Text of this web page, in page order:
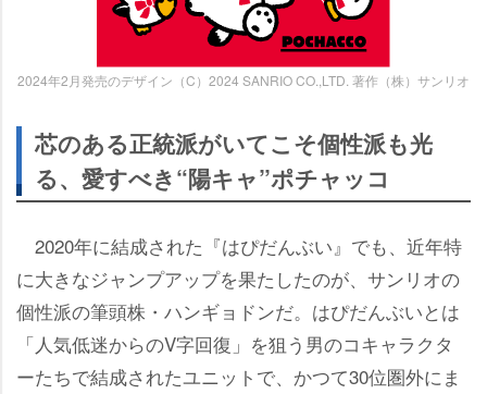
2024年2月発売のデザイン（C）2024 SANRIO CO.,LTD. 著作（株）サンリオ
芯のある正統派がいてこそ個性派も光
る、愛すべき“陽キャ”ポチャッコ
2020年に結成された『はぴだんぶい』でも、近年特
に大きなジャンプアップを果たしたのが、サンリオの
個性派の筆頭株・ハンギョドンだ。はぴだんぶいとは
「人気低迷からのV字回復」を狙う男のコキャラクタ
ーたちで結成されたユニットで、かつて30位圏外にま